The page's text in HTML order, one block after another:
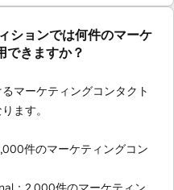
ションでは何件のマーケ
できますか？
マーケティングコンタクト
ます。
件のマーケティングコン